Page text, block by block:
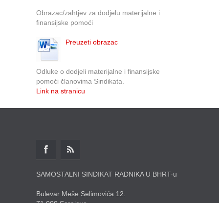
Obrazac/zahtjev za dodjelu materijalne i
finansijske pomoći
Preuzeti obrazac
Odluke o dodjeli materijalne i finansijske
pomoći članovima Sindikata.
Link na stranicu
SAMOSTALNI SINDIKAT RADNIKA U BHRT-u
Bulevar Meše Selimovića 12.